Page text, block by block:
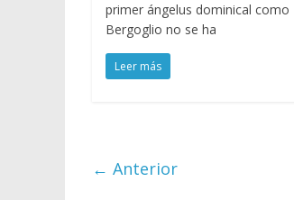
primer ángelus dominical como
Bergoglio no se ha
Leer más
← Anterior